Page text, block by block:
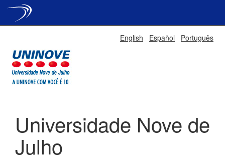
English Español Português
Universidade Nove de
Julho